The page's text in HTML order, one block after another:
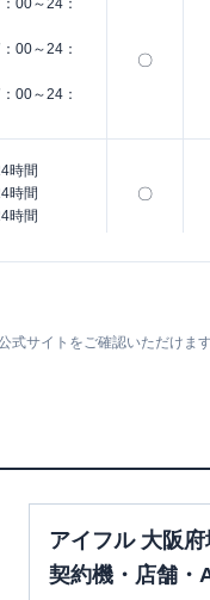
00～24：
00～24：
00～24：
〇
時間
時間
時間
〇
サイトをご確認いただけま
アイフル 大阪
契約機・店舗・